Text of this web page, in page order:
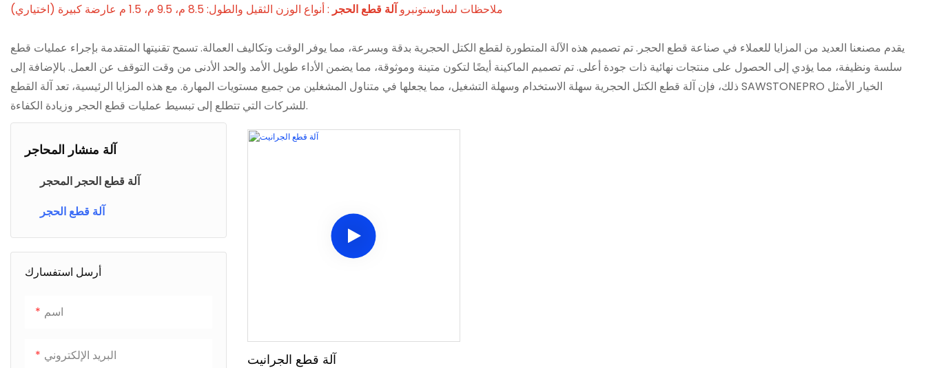
ملاحظات لساوستونبرو آلة قطع الحجر : أنواع الوزن الثقيل والطول: 8.5 م، 9.5 م، 1.5 م عارضة كبيرة (اختياري)
يقدم مصنعنا العديد من المزايا للعملاء في صناعة قطع الحجر. تم تصميم هذه الآلة المتطورة لقطع الكتل الحجرية بدقة وبسرعة، مما يوفر الوقت وتكاليف العمالة. تسمح تقنيتها المتقدمة بإجراء عمليات قطع
سلسة ونظيفة، مما يؤدي إلى الحصول على منتجات نهائية ذات جودة أعلى. تم تصميم الماكينة أيضًا لتكون متينة وموثوقة، مما يضمن الأداء طويل الأمد والحد الأدنى من وقت التوقف عن العمل. بالإضافة إلى
ذلك، فإن آلة قطع الكتل الحجرية سهلة الاستخدام وسهلة التشغيل، مما يجعلها في متناول المشغلين من جميع مستويات المهارة. مع هذه المزايا الرئيسية، تعد آلة القطع SAWSTONEPRO الخيار الأمثل
للشركات التي تتطلع إلى تبسيط عمليات قطع الحجر وزيادة الكفاءة.
آلة منشار المحاجر
آلة قطع الحجر المحجر
آلة قطع الحجر
أرسل استفسارك
اسم
البريد الإلكتروني آلة قطع الجرانيت